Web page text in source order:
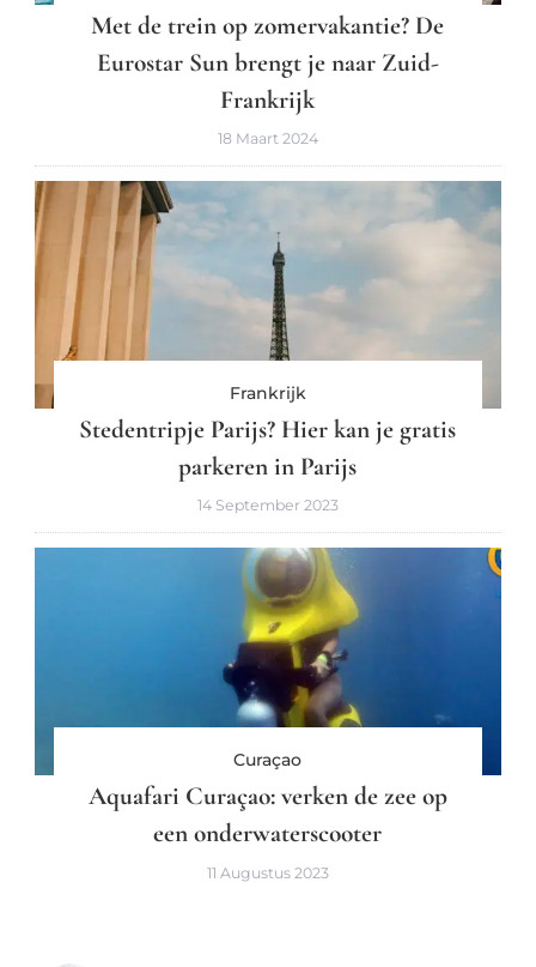
Met de trein op zomervakantie? De
Eurostar Sun brengt je naar Zuid-
Frankrijk
18 Maart 2024
Frankrijk
Stedentripje Parijs? Hier kan je gratis
parkeren in Parijs
14 September 2023
Curaçao
Aquafari Curaçao: verken de zee op
een onderwaterscooter
11 Augustus 2023